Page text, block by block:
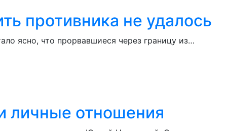
противника не удалось
ясно, что прорвавшиеся через границу из…
личные отношения